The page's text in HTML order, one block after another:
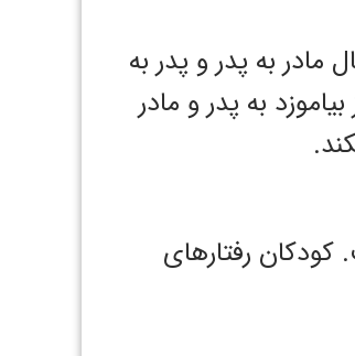
مادر به پدر و پدر به
به پدر و مادر
رفتارهای